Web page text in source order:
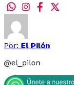
Por: El Pilón
@el_pilon